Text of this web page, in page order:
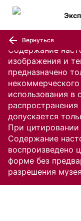
Содержание
изображения и
предназначено
использования в
допускается
При цитировании
Содержание
воспроизведено
форме без
разрешения музея
Вернуться